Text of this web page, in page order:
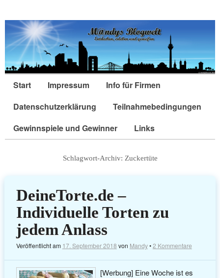
Start Impressum
Info für Firmen
Datenschutzerklärung
Teilnahmebedingungen
Gewinnspiele und Gewinner
Links
Schlagwort-Archiv: Zuckertüte
DeineTorte.de –
Individuelle Torten zu
jedem Anlass
Veröffentlicht am 17. September 2018 von Mandy•2 Kommentare
[Werbung] Eine Woche ist es